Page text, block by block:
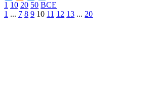
1 10 20 50 ВСЕ
1 ... 7 8 9 10 11 12 13 ... 20